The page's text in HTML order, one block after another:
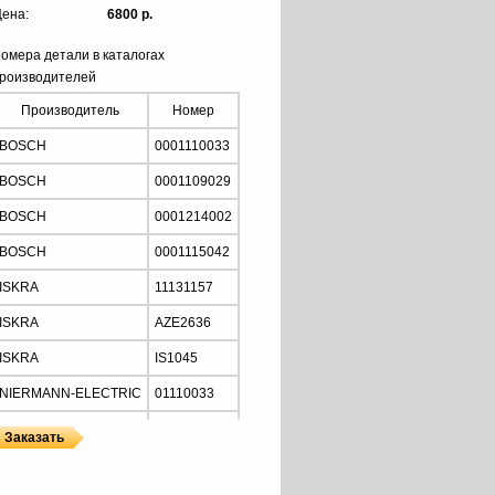
6800 р.
детали в каталогах
Производитель Номер
BOSCH 0001110033
BOSCH 0001109029
BOSCH 0001214002
BOSCH 0001115042
ISKRA 11131157
ISKRA AZE2636
ISKRA IS1045
NIERMANN-ELECTRIC 01110033